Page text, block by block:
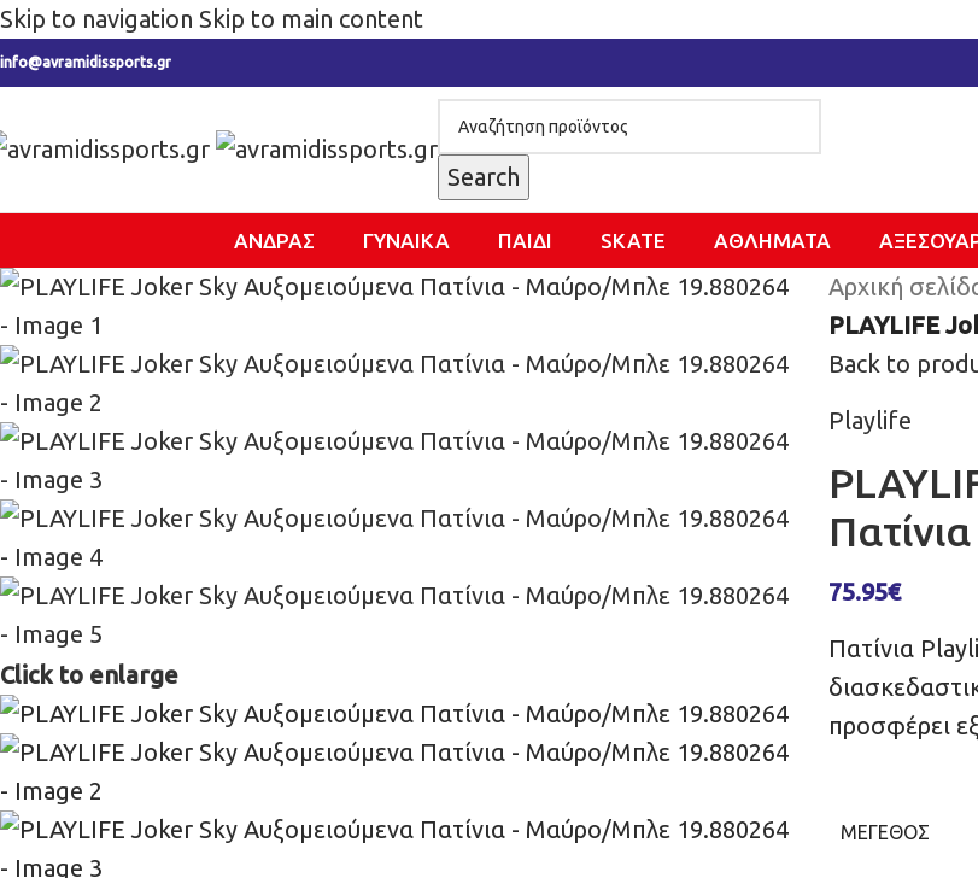
Skip to navigation Skip to main content
info@avramidissports.gr
Search
ΑΝΔΡΑΣ ΓΥΝΑΙΚΑ ΠΑΙΔΙ SKATE ΑΘΛΗΜΑΤΑ
Click to enlarge
Αρχική
PLAYLIFE
Back to
Playlife
75.95€
Πατίνια
προσφέρει
ΜΈΓΕΘΟΣ